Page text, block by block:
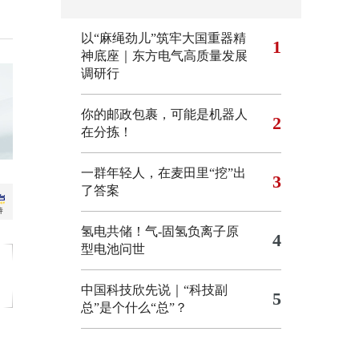
以“麻绳劲儿”筑牢大国重器精
神底座｜东方电气高质量发展
调研行
1
你的邮政包裹，可能是机器人
在分拣！
2
一群年轻人，在麦田里“挖”出
了答案
3
氢电共储！气-固氢负离子原
型电池问世
4
中国科技欣先说｜“科技副
总”是个什么“总”？
5